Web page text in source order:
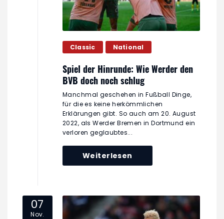
Classic National
Spiel der Hinrunde: Wie Werder den
BVB doch noch schlug
Manchmal geschehen in Fußball Dinge,
für die es keine herkömmlichen
Erklärungen gibt. So auch am 20. August
2022, als Werder Bremen in Dortmund ein
verloren geglaubtes...
Weiterlesen
07
Nov.